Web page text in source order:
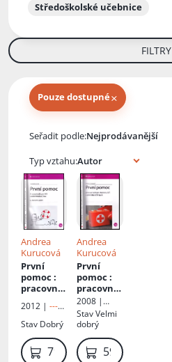
Středoškolské učebnice
FILTRY
Pouze dostupné×
Seřadit podle:
Typ vztahu:
Andrea
Kurucová
První
pomoc:
pracovní
SZŠ a
zdravotni
cká lycea
2012 | ---
nakladatels
tví ---
Stav Dobrý
79 Kč
Andrea
Kurucová
První
pomoc:
pracovní
sešit pro
studenty
SZŠ a
zdravotni
ckých
lyceí
2008 |
Grada
StavVelmi
dobrý
59 Kč